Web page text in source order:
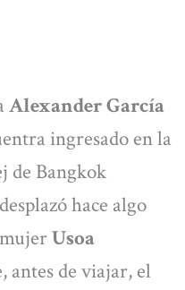
Alexander García
ingresado en la
de Bangkok
hace algo
Usoa
antes de viajar, el